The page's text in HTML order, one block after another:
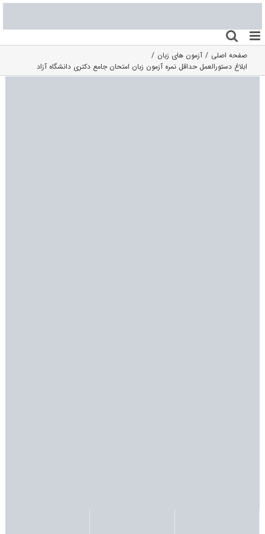
به
محتوا
صفحه اصلی
آزمون های زبان
ابلاغ دستورالعمل حداقل نمره آزمون زبان امتحان جامع دکتری دانشگاه آزاد